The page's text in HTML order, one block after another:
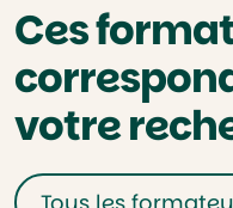
Ces
votre